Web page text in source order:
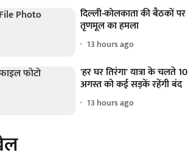
दिल्ली-कोलकाता की बैठकों पर
तृणमूल का हमला
13 hours ago
'हर घर तिरंगा' यात्रा के चलते 10
अगस्त को कई सड़कें रहेंगी बंद
13 hours ago